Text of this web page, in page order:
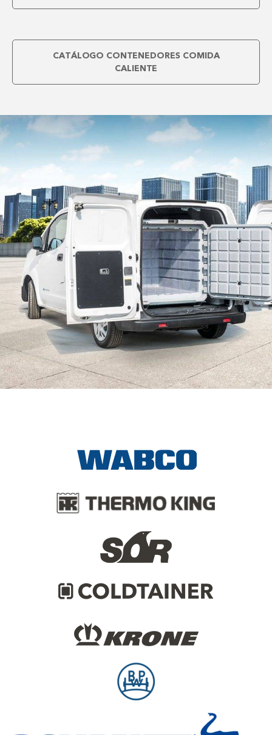
CATÁLOGO CONTENEDORES COMIDA
CALIENTE